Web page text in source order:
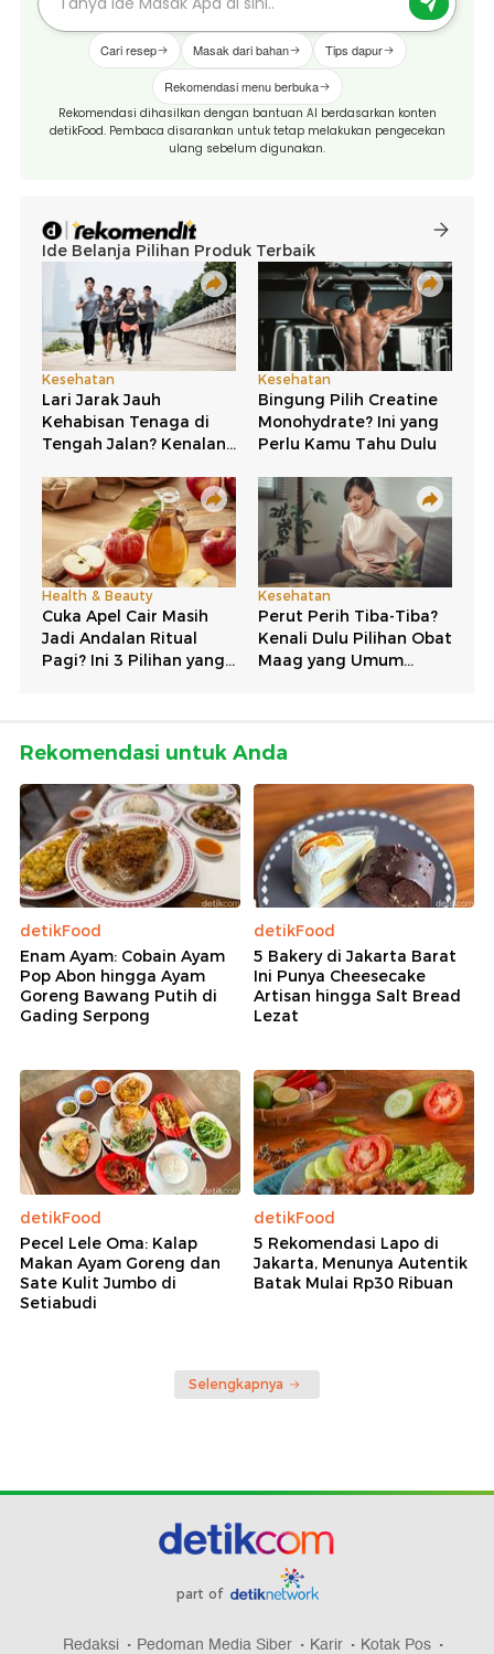
Cari resep Masak dari bahan Tips dapur
Rekomendasi menu berbuka
Rekomendasi dihasilkan dengan bantuan AI berdasarkan konten
detikFood. Pembaca disarankan untuk tetap melakukan pengecekan
ulang sebelum digunakan.
Rekomendasi untuk Anda
detikFood
Enam Ayam: Cobain Ayam
Pop Abon hingga Ayam
Goreng Bawang Putih di
Gading Serpong
detikFood
5 Bakery di Jakarta Barat
Ini Punya Cheesecake
Artisan hingga Salt Bread
Lezat
detikFood
Pecel Lele Oma: Kalap
Makan Ayam Goreng dan
Sate Kulit Jumbo di
Setiabudi
detikFood
5 Rekomendasi Lapo di
Jakarta, Menunya Autentik
Batak Mulai Rp30 Ribuan
Selengkapnya
part of
Redaksi Pedoman Media Siber Karir Kotak Pos